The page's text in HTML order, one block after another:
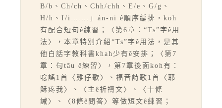
B/b、Ch/ch、Chh/chh、E/e、G/g、
H/h、I/i…….」án-ni ê順序編排，koh
有配合短句ê練習；〈第6章：“Ts”字ê用
法〉，本章特別介紹“Ts”字ê用法，是其
他白話字教科書khah少有ê安排；〈第7
章：句tāu ê練習〉，第7章後面koh有：
唸謠1首〈雞仔歌〉、福音詩歌1首〈耶
穌疼我〉、〈主ê祈禱文〉、〈十條
誡〉、〈8條ê問答〉等做短文ê練習；